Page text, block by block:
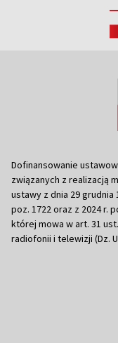
Dofinansowanie
związanych z realizacją
ustawy z dnia 29 grudnia
poz. 1722 oraz z 2024 r.
której mowa w art. 31
radiofonii i telewizji (Dz.